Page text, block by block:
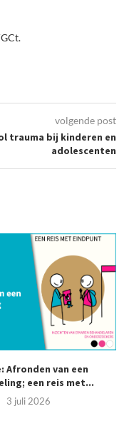
volgende post
trauma bij kinderen en
adolescenten
Afronden van een
een reis met...
3 juli 2026